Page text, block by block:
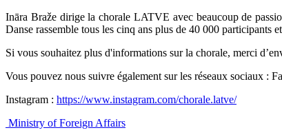
Ināra Braže dirige la chorale LATVE avec beaucoup de
Danse rassemble tous les cinq ans plus de 40 000 participants
Si vous souhaitez plus d'informations sur la chorale, merci
Vous pouvez nous suivre également sur les réseaux sociaux :
Instagram : https://www.instagram.com/chorale.latve/
Ministry of Foreign Affairs